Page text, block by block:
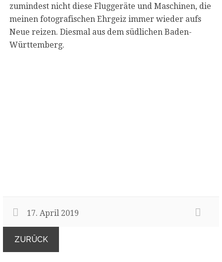
zumindest nicht diese Fluggeräte und Maschinen, die
meinen fotografischen Ehrgeiz immer wieder aufs
Neue reizen. Diesmal aus dem südlichen Baden-
Württemberg.
17. April 2019
ZURÜCK